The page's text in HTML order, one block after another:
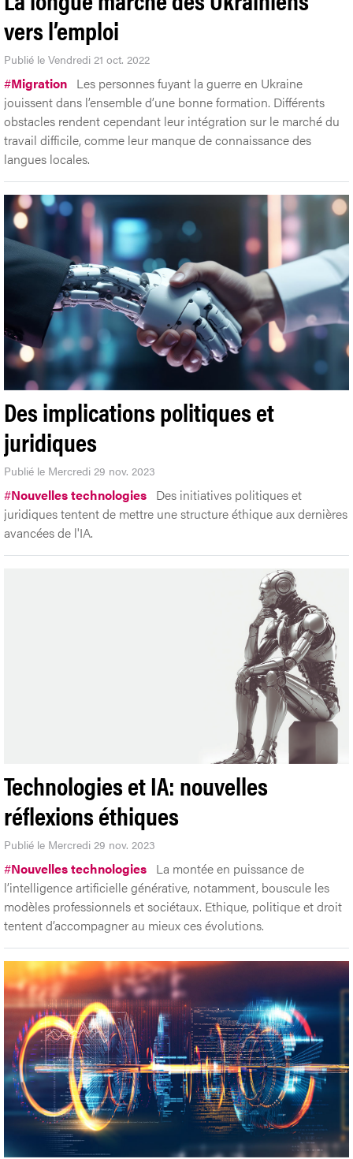
vers l’emploi
Publié le Vendredi 21 oct. 2022
#Migration Les personnes fuyant la guerre en Ukraine
jouissent dans l’ensemble d’une bonne formation. Différents
obstacles rendent cependant leur intégration sur le marché du
travail difficile, comme leur manque de connaissance des
langues locales.
Des implications politiques et
juridiques
Publié le Mercredi 29 nov. 2023
#Nouvelles technologies Des initiatives politiques et
juridiques tentent de mettre une structure éthique aux dernières
avancées de l'IA.
Technologies et IA: nouvelles
réflexions éthiques
Publié le Mercredi 29 nov. 2023
#Nouvelles technologies La montée en puissance de
l’intelligence artificielle générative, notamment, bouscule les
modèles professionnels et sociétaux. Ethique, politique et droit
tentent d’accompagner au mieux ces évolutions.